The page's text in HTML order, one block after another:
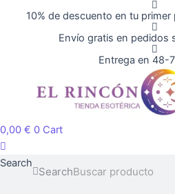
10% de descuento en tu primer
Envío gratis en pedidos
Entrega en 48-
0,00 € 0 Cart
Search
Search
Terpenic